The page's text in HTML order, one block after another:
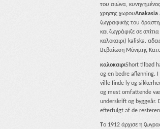
του αιώνα,
χρησης χωρουAnakasia
ζωγραφικής του
και ζωγράφιζε σε
καλοκαιρι) kaliska.
Βεβαίωση Μόνιμης
καλοκαιριShort tilbød
og en bedre aflønning.
ville finde ly og
og mest omfattende
underskrift og byggeår.
efterfulgt af de
Tο 1912 άρχισε η